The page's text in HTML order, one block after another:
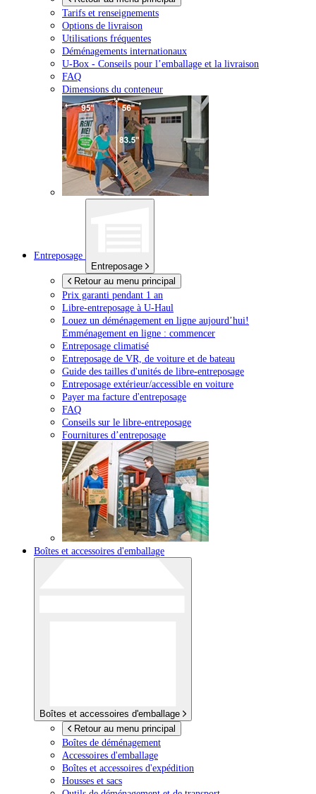
Tarifs et renseignements
Options de livraison
Utilisations fréquentes
Déménagements internationaux
U-Box - Conseils pour l’emballage et la livraison
FAQ
Dimensions du conteneur
Entreposage
Entreposage
Retour au menu principal
Prix garanti pendant 1 an
Libre-entreposage à U-Haul
Louez un déménagement en ligne aujourd’hui!
Emménagement en ligne : commencer
Entreposage climatisé
Entreposage de VR, de voiture et de bateau
Guide des tailles d'unités de libre-entreposage
Entreposage extérieur/accessible en voiture
Payer ma facture d'entreposage
FAQ
Conseils sur le libre-entreposage
Fournitures d’entreposage
Boîtes et accessoires d'emballage
Boîtes et accessoires d'emballage
Retour au menu principal
Boîtes de déménagement
Accessoires d'emballage
Boîtes et accessoires d'expédition
Housses et sacs